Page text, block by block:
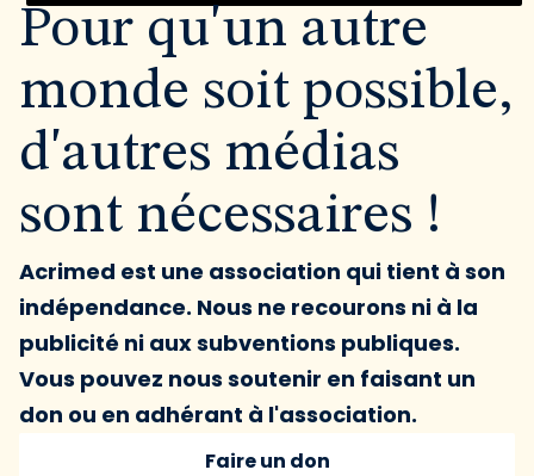
Pour qu'un autre
monde soit possible,
d'autres médias
sont nécessaires !
Acrimed est une association qui tient à son
indépendance. Nous ne recourons ni à la
publicité ni aux subventions publiques.
Vous pouvez nous soutenir en faisant un
don ou en adhérant à l'association.
Faire un don